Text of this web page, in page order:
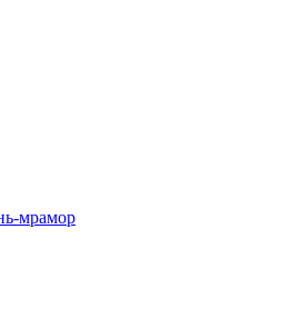
мрамор